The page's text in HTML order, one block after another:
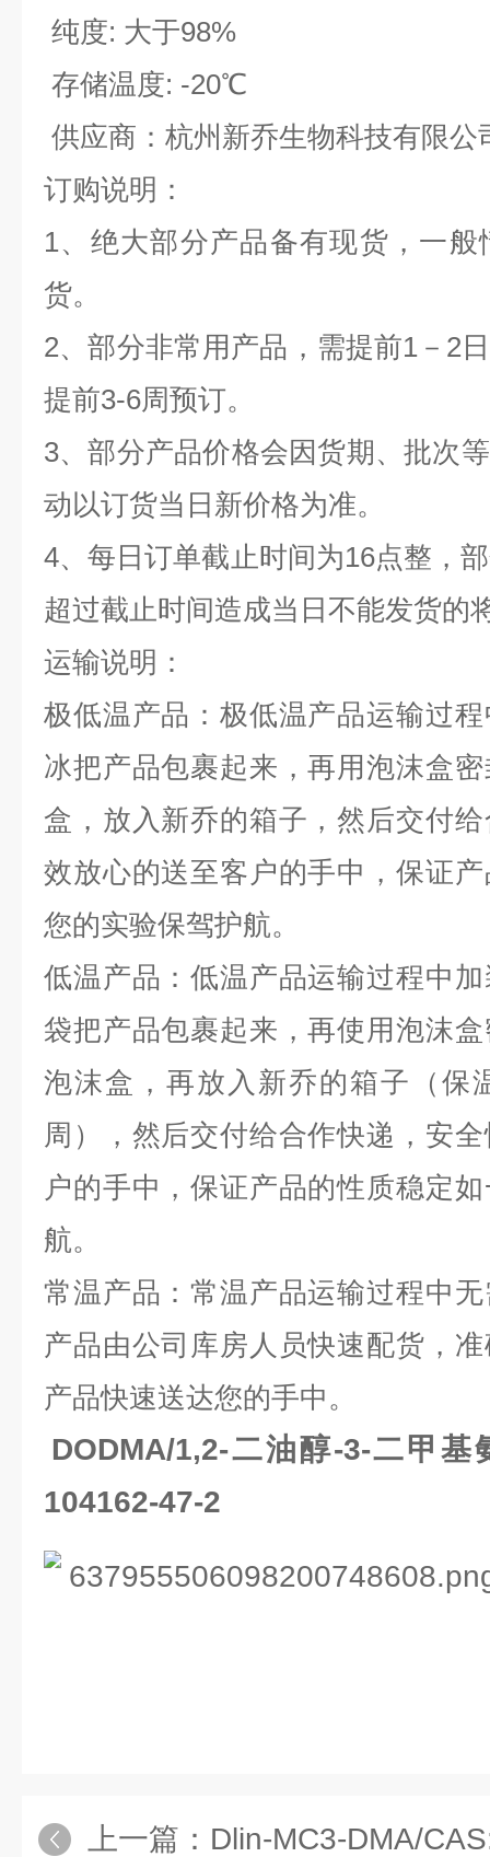
纯度: 大于98%
存储温度: -20℃
供应商：杭州新乔生物科技有限公
订购说明：
1、绝大部分产品备有现货，一
货。
2、部分非常用产品，需提前1 － 2
提前3-6周预订。
3、部分产品价格会因货期、批次
动以订货当日新价格为准。
4、每日订单截止时间为16点整，
超过截止时间造成当日不能发货的
运输说明：
极低温产品：极低温产品运输过
冰把产品包裹起来，再用泡沫盒
盒，放入新乔的箱子，然后交付
效放心的送至客户的手中，保证
您的实验保驾护航。
低温产品：低温产品运输过程中
袋把产品包裹起来，再使用泡沫
泡沫盒，再放入新乔的箱子（保
周），然后交付给合作快递，安
户的手中，保证产品的性质稳定
航。
常温产品：常温产品运输过程中
产品由公司库房人员快速配货，
产品快速送达您的手中。
DODMA/1,2-二油醇-3-二甲
104162-47-2
上一篇： Dlin-MC3-DMA/